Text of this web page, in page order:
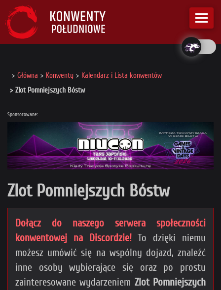
Główna Konwenty
Kalendarz i Lista konwentów
Zlot Pomniejszych Bóstw
Sponsorowane:
Zlot Pomniejszych Bóstw
Dołącz do naszego serwera społeczności
konwentowej na Discordzie!To dzięki niemu
możesz umówić się na wspólny dojazd, znaleźć
inne osoby wybierające się oraz po prostu
zainteresowane wydarzeniem Zlot Pomniejszych